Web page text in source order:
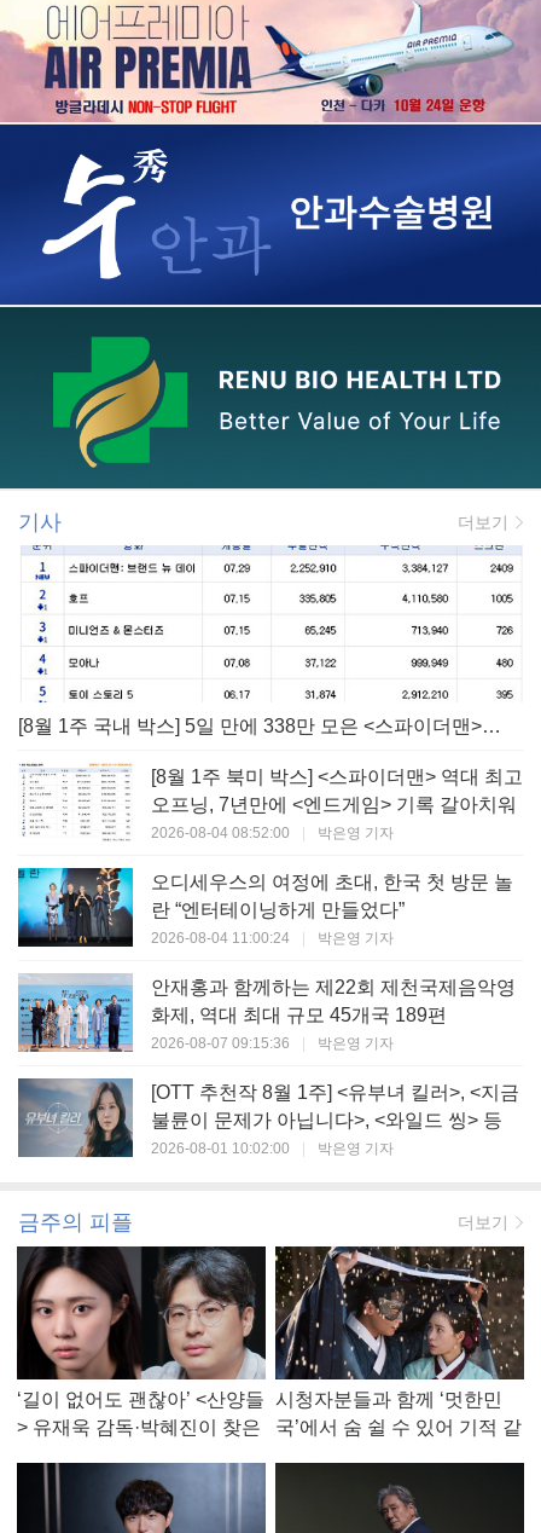
기사 더보기
[8월 1주 국내 박스] 5일 만에 338만 모은 <스파이더맨> 극장가 235% 대반등, <호프>는 400만 돌파
[8월 1주 북미 박스] <스파이더맨> 역대 최고
오프닝, 7년만에 <엔드게임> 기록 갈아치워
2026-08-04 08:52:00 | 박은영 기자
오디세우스의 여정에 초대, 한국 첫 방문 놀
란 “엔터테이닝하게 만들었다”
2026-08-04 11:00:24 | 박은영 기자
안재홍과 함께하는 제22회 제천국제음악영
화제, 역대 최대 규모 45개국 189편
2026-08-07 09:15:36 | 박은영 기자
[OTT 추천작 8월 1주] <유부녀 킬러>, <지금
불륜이 문제가 아닙니다>, <와일드 씽> 등
2026-08-01 10:02:00 | 박은영 기자
금주의 피플 더보기
‘길이 없어도 괜찮아’ <산양들
> 유재욱 감독·박혜진이 찾은
시청자분들과 함께 ‘멋한민
국’에서 숨 쉴 수 있어 기적 같